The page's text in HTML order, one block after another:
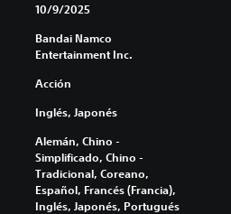
10/9/2025
Bandai Namco
Entertainment Inc.
Acción
Inglés, Japonés
Alemán, Chino -
Simplificado, Chino -
Tradicional, Coreano,
Español, Francés (Francia),
Inglés, Japonés, Portugués